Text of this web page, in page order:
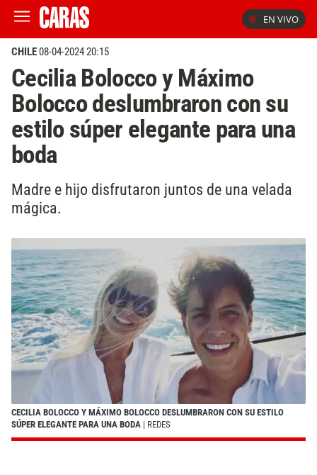
EN VIVO
CHILE08-04-2024 20:15
Cecilia Bolocco y Máximo
Bolocco deslumbraron con su
estilo súper elegante para una
boda
Madre e hijo disfrutaron juntos de una velada
mágica.
CECILIA BOLOCCO Y MÁXIMO BOLOCCO DESLUMBRARON CON SU ESTILO
SÚPER ELEGANTE PARA UNA BODA | REDES